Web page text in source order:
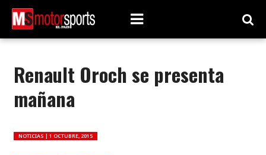
Renault Oroch se presenta
mañana
NOTICIAS | 1 OCTUBRE, 2015